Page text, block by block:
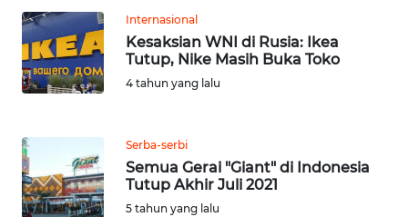
Internasional
Kesaksian WNI di Rusia: Ikea
Tutup, Nike Masih Buka Toko
4 tahun yang lalu
Serba-serbi
Semua Gerai "Giant" di Indonesia
Tutup Akhir Juli 2021
5 tahun yang lalu
KAMI
PEDOMAN
MEDIA
REDAKSI
KARIR